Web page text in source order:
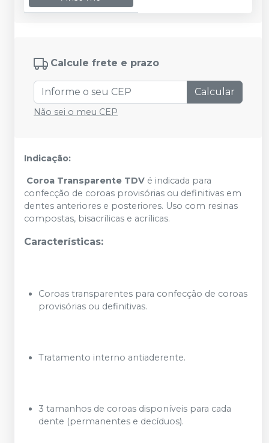
Calcule frete e prazo
Calcular
Não sei o meu CEP
Indicação:
Coroa Transparente TDV é indicada para
confecção de coroas provisórias ou definitivas em
dentes anteriores e posteriores. Uso com resinas
compostas, bisacrílicas e acrílicas.
Características:
Coroas transparentes para confecção de coroas
provisórias ou definitivas.
Tratamento interno antiaderente.
3 tamanhos de coroas disponíveis para cada
dente (permanentes e decíduos).